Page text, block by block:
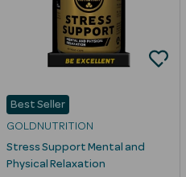
Hidratantes
Creme de Olhos
Anti-
envelhecimento
Best Seller
GOLDNUTRITION
Stress Support Mental and
Physical Relaxation